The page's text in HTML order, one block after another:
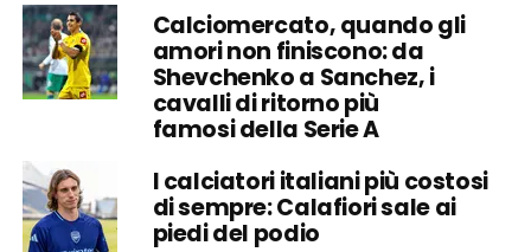
Calciomercato, quando gli
amori non finiscono: da
Shevchenko a Sanchez, i
cavalli di ritorno più
famosi della Serie A
I calciatori italiani più costosi
di sempre: Calafiori sale ai
piedi del podio